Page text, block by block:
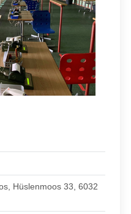
Hüslenmoos 33, 6032